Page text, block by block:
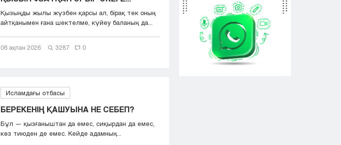
Қызыңды жылы жүзбен қарсы ал, бірақ тек оның
айтқанымен ғана шектелме, күйеу баланың да...
06 ақпан 2026 3287 0
Исламдағы отбасы
БЕРЕКЕНІҢ ҚАШУЫНА НЕ СЕБЕП?
Бұл — қызғаныштан да емес, сиқырдан да емес,
көз тиюден де емес. Кейде адамның...